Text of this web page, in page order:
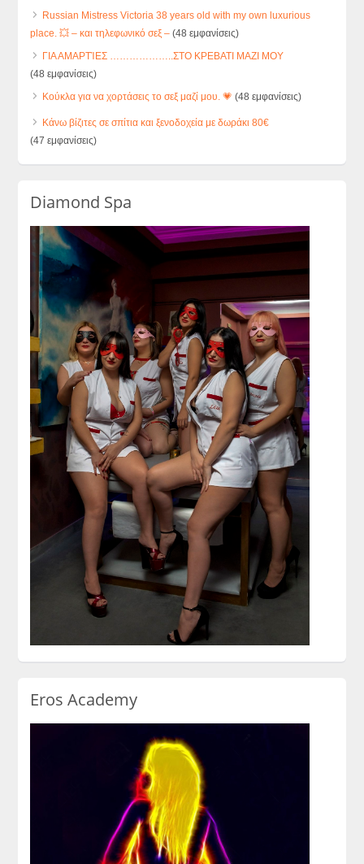
Russian Mistress Victoria 38 years old with my own luxurious
place. 💥 – και τηλεφωνικό σεξ – (48 εμφανίσεις)
ΓΙΑ ΑΜΑΡΤΊΕΣ ………………..ΣΤΟ ΚΡΕΒΑΤΙ ΜΑΖΙ ΜΟΥ
(48 εμφανίσεις)
Κούκλα για να χορτάσεις το σεξ μαζί μου. 💗 (48 εμφανίσεις)
Κάνω βίζιτες σε σπίτια και ξενοδοχεία με δωράκι 80€
(47 εμφανίσεις)
Diamond Spa
Eros Academy